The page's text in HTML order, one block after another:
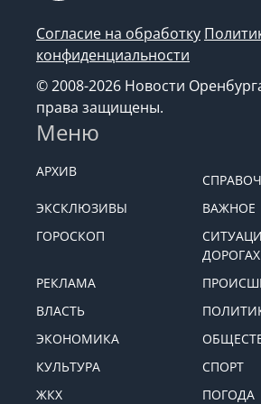
Согласие на обработку
конфиденциальности
© 2008-2026 Новости
права защищены.
Меню
АРХИВ
ЭКСКЛЮЗИВЫ
ВАЖНОЕ
ГОРОСКОП
ДОРОГАХ
РЕКЛАМА
ВЛАСТЬ
ЭКОНОМИКА
КУЛЬТУРА
СПОРТ
ЖКХ
ПОГОДА